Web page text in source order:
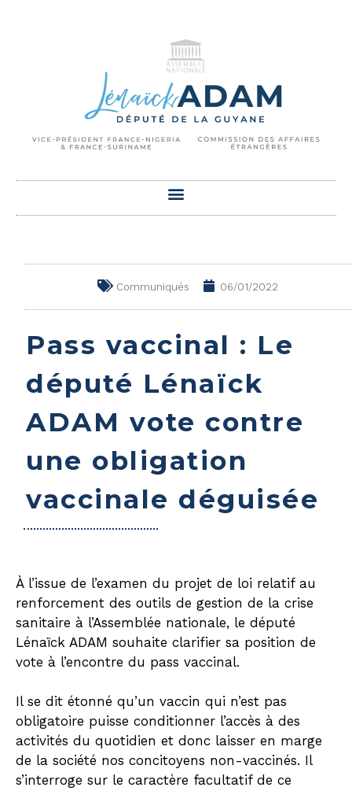
Communiqués 06/01/2022
Pass vaccinal : Le
député Lénaïck
ADAM vote contre
une obligation
vaccinale déguisée
À l’issue de l’examen du projet de loi relatif au
renforcement des outils de gestion de la crise
sanitaire à l’Assemblée nationale, le député
Lénaïck ADAM souhaite clarifier sa position de
vote à l’encontre du pass vaccinal.
Il se dit étonné qu’un vaccin qui n’est pas
obligatoire puisse conditionner l’accès à des
activités du quotidien et donc laisser en marge
de la société nos concitoyens non-vaccinés. Il
s’interroge sur le caractère facultatif de ce